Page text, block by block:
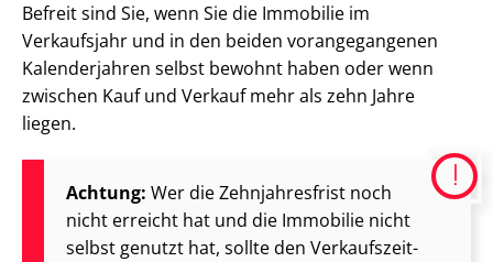
Befreit sind Sie, wenn Sie die Immobilie im
Verkaufsjahr und in den beiden vorangegangenen
Kalenderjahren selbst bewohnt haben oder wenn
zwischen Kauf und Verkauf mehr als zehn Jahre
liegen.
Achtung: Wer die Zehnjahresfrist noch
nicht erreicht hat und die Immobilie nicht
selbst genutzt hat, sollte den Ver­kaufs­zeit­